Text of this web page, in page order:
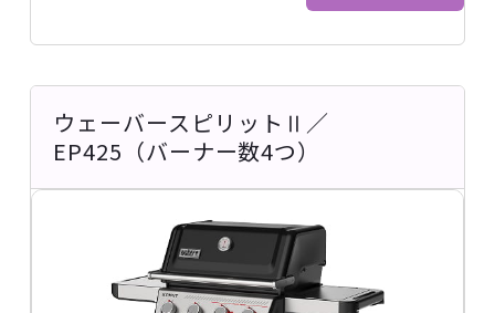
ウェーバースピリットⅡ／
EP425（バーナー数4つ）